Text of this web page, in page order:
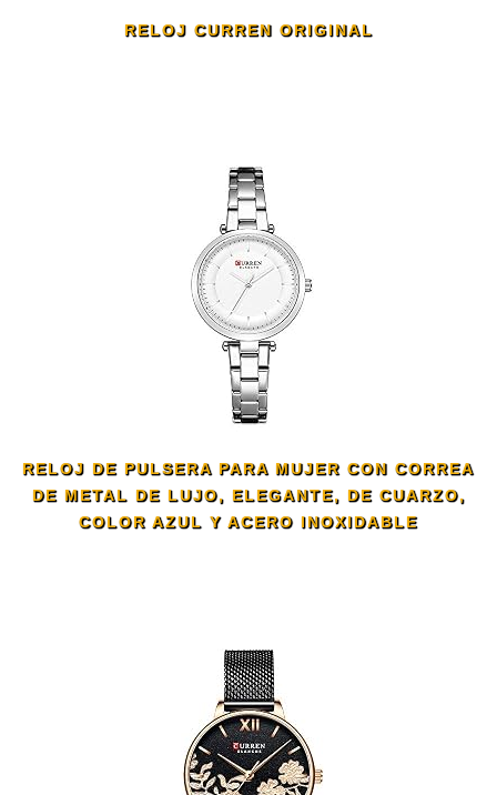
RELOJ CURREN ORIGINAL
RELOJ DE PULSERA PARA MUJER CON CORREA
DE METAL DE LUJO, ELEGANTE, DE CUARZO,
COLOR AZUL Y ACERO INOXIDABLE